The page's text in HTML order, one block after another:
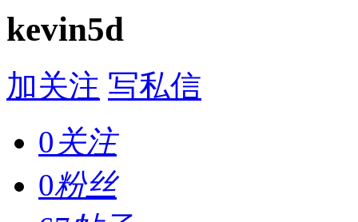
kevin5d
加关注 写私信
0关注
0粉丝